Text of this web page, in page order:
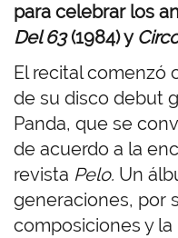
para celebrar los
Del 63(1984) y
El recital comenzó
de su disco debut
Panda, que se
de acuerdo a la
revista Pelo. Un
generaciones, por
composiciones y